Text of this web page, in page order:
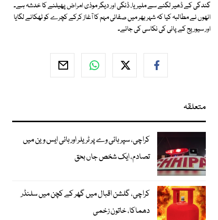
گندگی کے ڈھیر لگنے سے ملیریا، ڈنگی اور دیگر موذی امراض پھیلنے کا خدشہ ہے۔
انھوں نے مطالبہ کیا کہ شہر بھر میں صفائی مہم کا آغاز کرکے کچرے کو ٹھکانے لگایا
اور سیوریج کے پانی کی نکاسی کی جائے۔
متعلقہ
کراچی، سپر ہائی وے پر ٹریلر اور ہائی ایس وین میں
تصادم، ایک شخص جاں بحق
کراچی، گلشن اقبال میں گھر کے کچن میں سلنڈر
دھماکا، خاتون زخمی